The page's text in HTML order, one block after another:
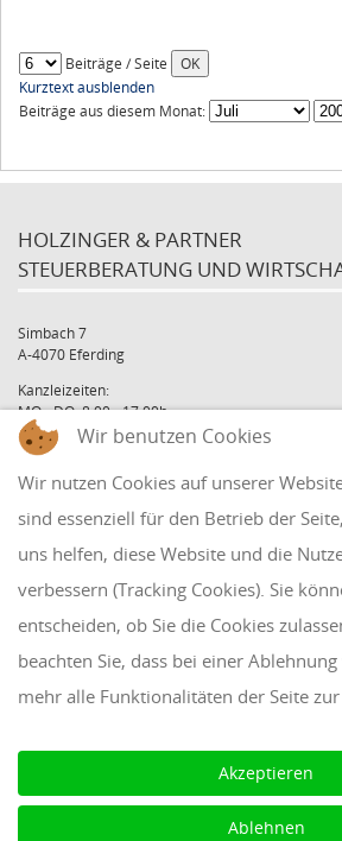
Beiträge / Seite
Kurztext ausblenden
Beiträge aus diesem Monat:
HOLZINGER & PARTNER
STEUERBERATUNG UND
Simbach 7
A-4070 Eferding
Kanzleizeiten:
MO - DO: 8:00 - 17:00h
FR: 8:00 - 12:00h
Tel: +43 7272 39 79 - 0
Fax: +43 7272 39 79 - 9
QUICKLINKS
Klientenbereich
Disclaimer
AAB 2018
Cookie Einstellungen
Wir benutzen Cookies
Wir nutzen Cookies auf unserer
sind essenziell für den Betrieb der
uns helfen, diese Website und die
verbessern (Tracking Cookies). Sie
entscheiden, ob Sie die Cookies
beachten Sie, dass bei einer
mehr alle Funktionalitäten der Seite
Akzeptieren
Ablehnen